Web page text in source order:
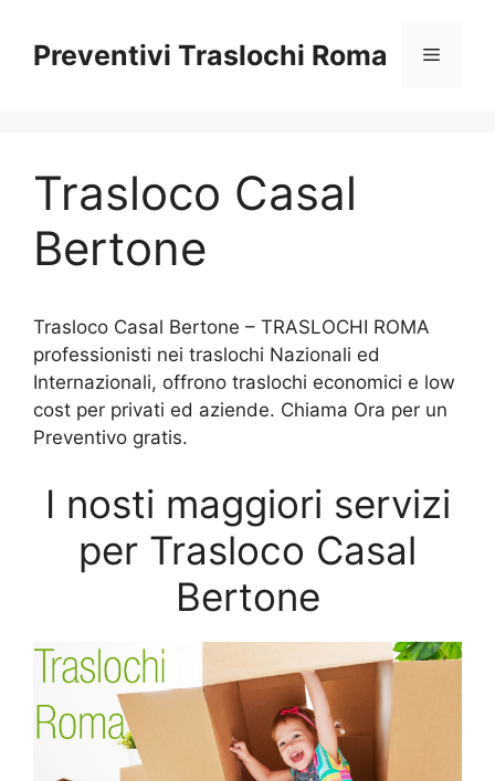
contenuto
Preventivi Traslochi Roma Menu
Trasloco Casal
Bertone
Trasloco Casal Bertone – TRASLOCHI ROMA
professionisti nei traslochi Nazionali ed
Internazionali, offrono traslochi economici e low
cost per privati ed aziende. Chiama Ora per un
Preventivo gratis.
I nosti maggiori servizi
per Trasloco Casal
Bertone